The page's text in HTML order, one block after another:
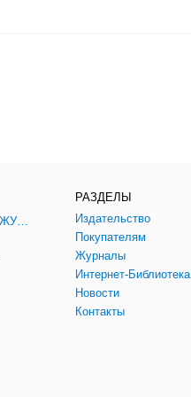
ОТДЕЛЬНЫЕ НОМЕРА ЖУРНАЛОВ
РАЗДЕЛЫ
Издательство
Покупателям
Журналы
Интернет-Библиотека
Новости
Контакты